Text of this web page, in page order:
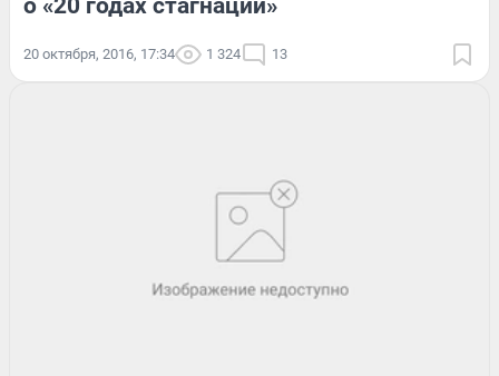
о «20 годах стагнации»
20 октября, 2016, 17:34 1 324 13